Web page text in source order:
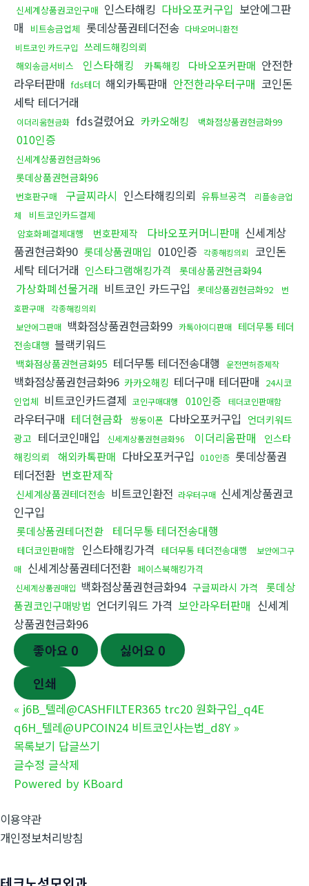
신세계상품권코인구매 인스타해킹 다바오포커구입 보안에그판
매
비트송금업체 롯데상품권테더전송 다바오머니환전
비트코인 카드구입 쓰레드해킹의뢰
해외송금서비스 인스타해킹 카톡해킹 다바오포커판매 안전한
라우터판매 fds테더 해외카톡판매 안전한라우터구매 코인돈
세탁 테더거래
이더리움현금화 fds걸렸어요 카카오해킹 백화점상품권현금화99
010인증
신세계상품권현금화96
롯데상품권현금화96
번호판구매 구글찌라시 인스타해킹의뢰 유튜브공격
리플송금업
체
비트코인카드결제
암호화폐결제대행
번호판제작 다바오포커머니판매 신세계상
품권현금화90 롯데상품권매입 010인증 각종해킹의뢰
코인돈
세탁 테더거래 인스타그램해킹가격 롯데상품권현금화94
가상화폐선물거래 비트코인 카드구입 롯데상품권현금화92
번
호판구매 각종해킹의뢰
보안에그판매 백화점상품권현금화99 카톡아이디판매 테더무통 테더
전송대행 블랙키워드
백화점상품권현금화95 테더무통 테더전송대행 운전면허증제작
백화점상품권현금화96 카카오해킹 테더구매 테더판매 24시코
인업체 비트코인카드결제 코인구매대행 010인증 테더코인판매함
라우터구매 테더현금화 쌍둥이폰 다바오포커구입 언더키워드
광고 테더코인매입 신세계상품권현금화96 이더리움판매
인스타
해킹의뢰
해외카톡판매 다바오포커구입 010인증 롯데상품권
테더전환 번호판제작
신세계상품권테더전송 비트코인환전 라우터구매 신세계상품권코
인구입
롯데상품권테더전환 테더무통 테더전송대행
테더코인판매함 인스타해킹가격 테더무통 테더전송대행
보안에그구
매 신세계상품권테더전환 페이스북해킹가격
신세계상품권매입 백화점상품권현금화94 구글찌라시 가격
롯데상
품권코인구매방법 언더키워드 가격 보안라우터판매 신세계
상품권현금화96
좋아요 0 싫어요 0
인쇄
« j6B_텔레@CASHFILTER365 trc20 원화구입_q4E
q6H_텔레@UPCOIN24 비트코인사는법_d8Y »
목록보기 답글쓰기
글수정 글삭제
Powered by KBoard
이용약관
개인정보처리방침